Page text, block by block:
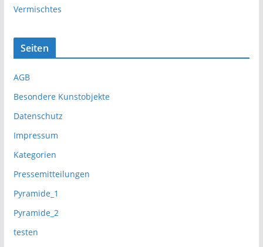
Vermischtes
Seiten
AGB
Besondere Kunstobjekte
Datenschutz
Impressum
Kategorien
Pressemitteilungen
Pyramide_1
Pyramide_2
testen